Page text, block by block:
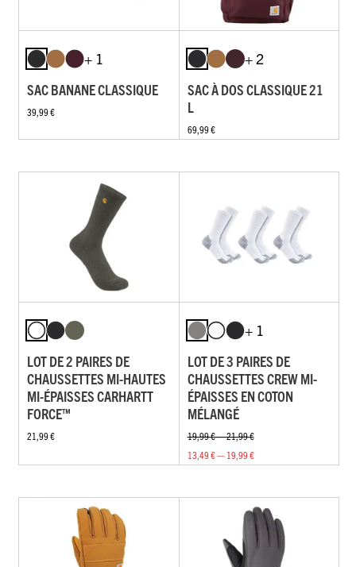
+ 1
SAC BANANE CLASSIQUE
39,99 €
+ 2
SAC À DOS CLASSIQUE 21
L
69,99 €
LOT DE 2 PAIRES DE
CHAUSSETTES MI-HAUTES
MI-ÉPAISSES CARHARTT
FORCE™
21,99 €
+ 1
LOT DE 3 PAIRES DE
CHAUSSETTES CREW MI-
ÉPAISSES EN COTON
MÉLANGÉ
19,99 € — 21,99 €
13,49 € — 19,99 €